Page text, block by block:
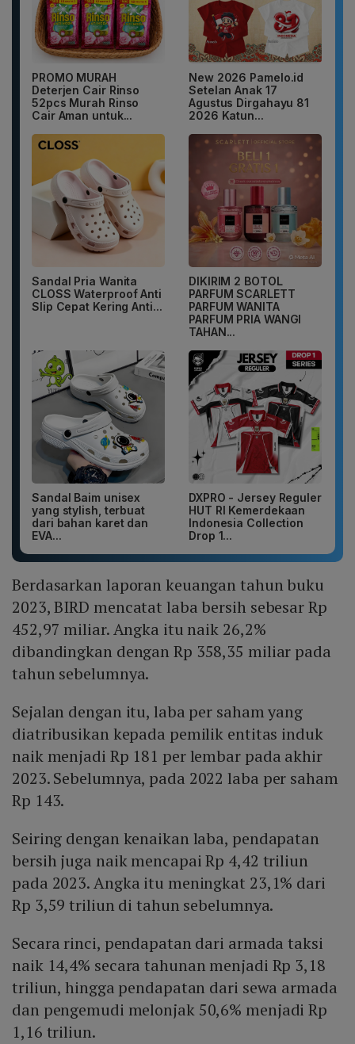
PROMO MURAH
Deterjen Cair Rinso
52pcs Murah Rinso
Cair Aman untuk...
New 2026 Pamelo.id
Setelan Anak 17
Agustus Dirgahayu 81
2026 Katun...
Sandal Pria Wanita
CLOSS Waterproof Anti
Slip Cepat Kering Anti...
DIKIRIM 2 BOTOL
PARFUM SCARLETT
PARFUM WANITA
PARFUM PRIA WANGI
TAHAN...
Sandal Baim unisex
yang stylish, terbuat
dari bahan karet dan
EVA...
DXPRO - Jersey Reguler
HUT RI Kemerdekaan
Indonesia Collection
Drop 1...
Berdasarkan laporan keuangan tahun buku
2023, BIRD mencatat laba bersih sebesar Rp
452,97 miliar. Angka itu naik 26,2%
dibandingkan dengan Rp 358,35 miliar pada
tahun sebelumnya.
Sejalan dengan itu, laba per saham yang
diatribusikan kepada pemilik entitas induk
naik menjadi Rp 181 per lembar pada akhir
2023. Sebelumnya, pada 2022 laba per saham
Rp 143.
Seiring dengan kenaikan laba, pendapatan
bersih juga naik mencapai Rp 4,42 triliun
pada 2023. Angka itu meningkat 23,1% dari
Rp 3,59 triliun di tahun sebelumnya.
Secara rinci, pendapatan dari armada taksi
naik 14,4% secara tahunan menjadi Rp 3,18
triliun, hingga pendapatan dari sewa armada
dan pengemudi melonjak 50,6% menjadi Rp
1,16 triliun.